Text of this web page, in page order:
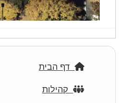
דף הבית
קהילות